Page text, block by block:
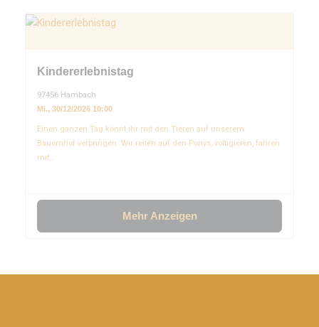
Kindererlebnistag
97456 Hambach
Mi., 30/12/2026 10:00
Einen ganzen Tag könnt ihr mit den Tieren auf unserem
Bauernhof verbringen. Wir reiten auf den Ponys, voltigieren, fahren
mit…
Mehr Anzeigen